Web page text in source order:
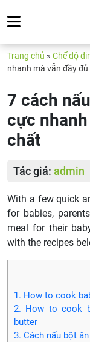
Trang chủ » Chế độ
nhanh mà vẫn đầy
7 cách
cực
chất
Tác giả: admin
With a few quick
for babies,
meal for their
with the recipes
1. How to cook
2. How to cook
butter
3. Cách nấu bột